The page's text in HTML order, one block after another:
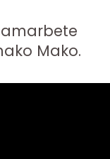
Mako.